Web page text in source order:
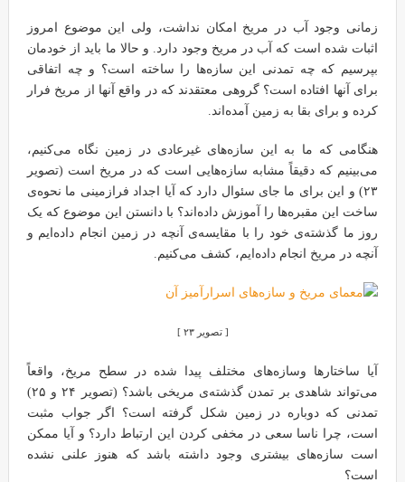
زمانی وجود آب در مریخ امکان نداشت، ولی این موضوع امروز
اثبات شده است که آب در مریخ وجود دارد. و حالا ما باید از خودمان
بپرسیم که چه تمدنی این سازه‌ها را ساخته است؟ و چه اتفاقی
برای آنها افتاده است؟ گروهی معتقدند که در واقع آنها از مریخ فرار
کرده و برای بقا به زمین آمده‌اند.
هنگامی که ما به این سازه‌های غیرعادی در زمین نگاه می‌کنیم،
می‌بینیم که دقیقاً مشابه سازه‌هایی است که در مریخ است (تصویر
۲۳) و این برای ما جای سئوال دارد که آیا اجداد فرازمینی ما نحوه‌ی
ساخت این مقبره‌ها را آموزش داده‌اند؟ با دانستن این موضوع که یک
روز ما گذشته‌ی خود را با مقایسه‌ی آنچه در زمین انجام داده‌ایم و
آنچه در مریخ انجام داده‌ایم، کشف می‌کنیم.
[ تصویر ۲۳ ]
آیا ساختارها وسازه‌های مختلف پیدا شده در سطح مریخ، واقعاً
می‌تواند شاهدی بر تمدن گذشته‌ی مریخی باشد؟ (تصویر ۲۴ و ۲۵)
تمدنی که دوباره در زمین شکل گرفته است؟ اگر جواب مثبت
است، چرا ناسا سعی در مخفی کردن این ارتباط دارد؟ و آیا ممکن
است سازه‌های بیشتری وجود داشته باشد که هنوز علنی نشده
است؟